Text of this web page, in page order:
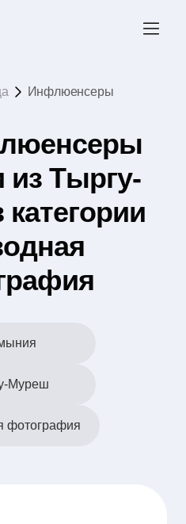
Инфлюенсеры
Тыргу-
Муреш
фотография